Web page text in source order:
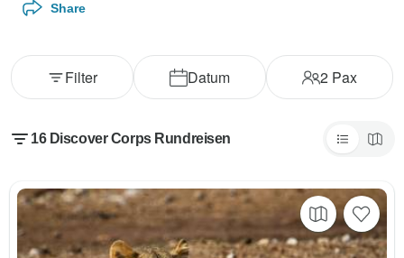
Share
Datum 2 Pax
Filter
16 Discover Corps Rundreisen